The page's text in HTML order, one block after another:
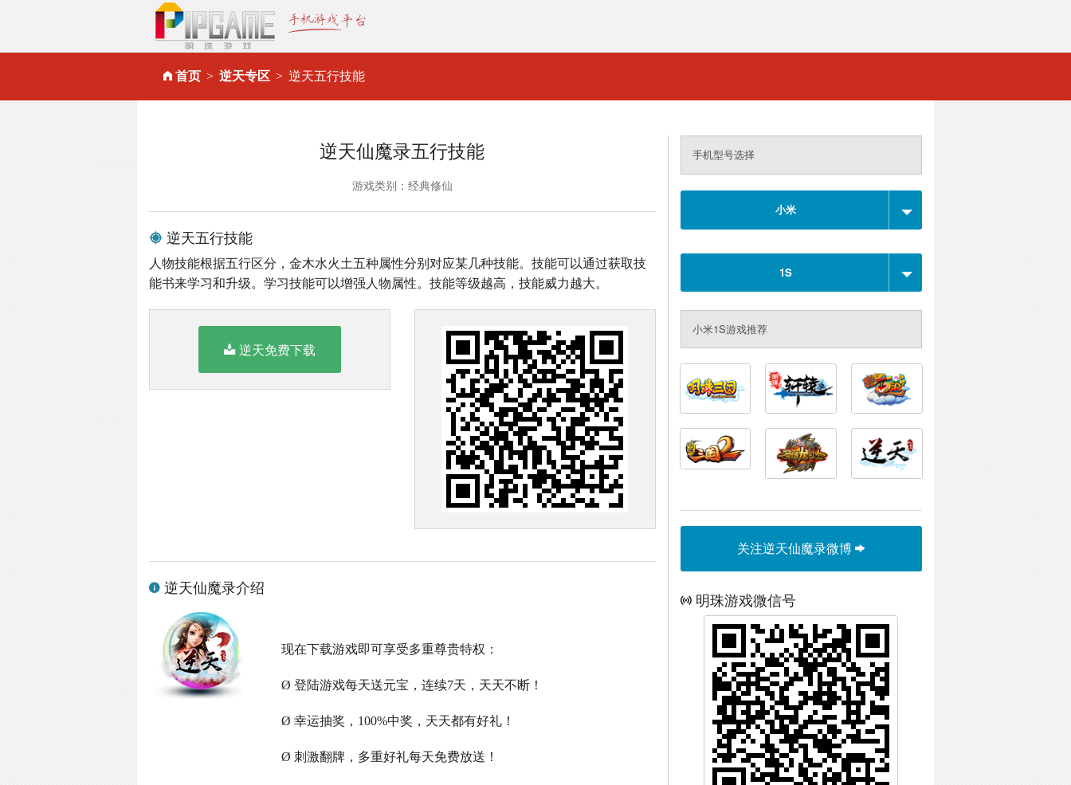
首页 逆天专区 逆天五行技能
逆天仙魔录五行技能
游戏类别：经典修仙
逆天五行技能
人物技能根据五行区分，金木水火土五种属性分别对应某几种技能。技能可以通过获取技
能书来学习和升级。学习技能可以增强人物属性。技能等级越高，技能威力越大。
逆天免费下载
逆天仙魔录介绍
现在下载游戏即可享受多重尊贵特权：
Ø 登陆游戏每天送元宝，连续7天，天天不断！
Ø 幸运抽奖，100%中奖，天天都有好礼！
Ø 刺激翻牌，多重好礼每天免费放送！
手机型号选择
小米
1S
小米1S游戏推荐
关注逆天仙魔录微博
明珠游戏微信号